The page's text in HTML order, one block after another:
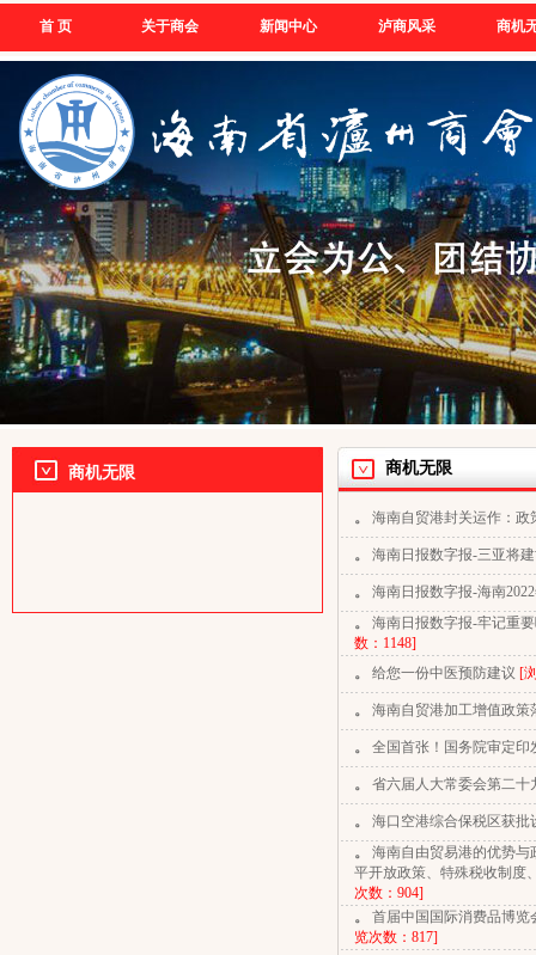
首 页 关于商会 新闻中心 泸商风采 商机
商机无限 商机无限
。 海南自贸港封关运作：
。 海南日报数字报-三亚将
。
海南日报数字报-海南
。
海南日报数字报-牢记重
数：1148]
。
给您一份中医预防建议 [
。 海南自贸港加工增值政
。 全国首张！国务院审定
。 省六届人大常委会第二
。
海口空港综合保税区获
。
海南自由贸易港的优势
平开放政策、特殊税收制度
次数：904]
。
首届中国国际消费品博览
览次数：817]